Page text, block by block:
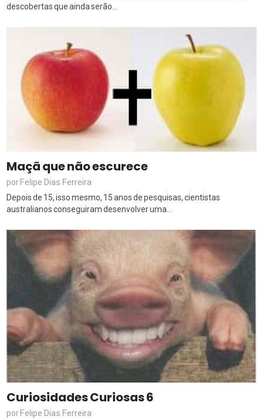
descobertas que ainda serão...
Maçã que não escurece
por Felipe Dias Ferreira
Depois de 15, isso mesmo, 15 anos de pesquisas, cientistas
australianos conseguiram desenvolver uma...
Curiosidades Curiosas 6
porFelipe Dias Ferreira